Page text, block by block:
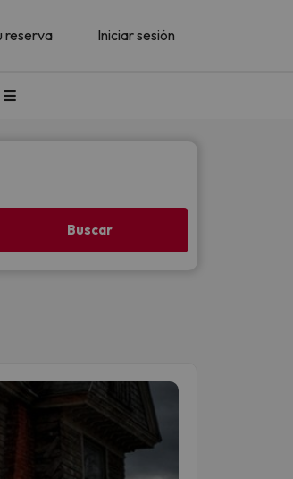
reserva Iniciar sesión